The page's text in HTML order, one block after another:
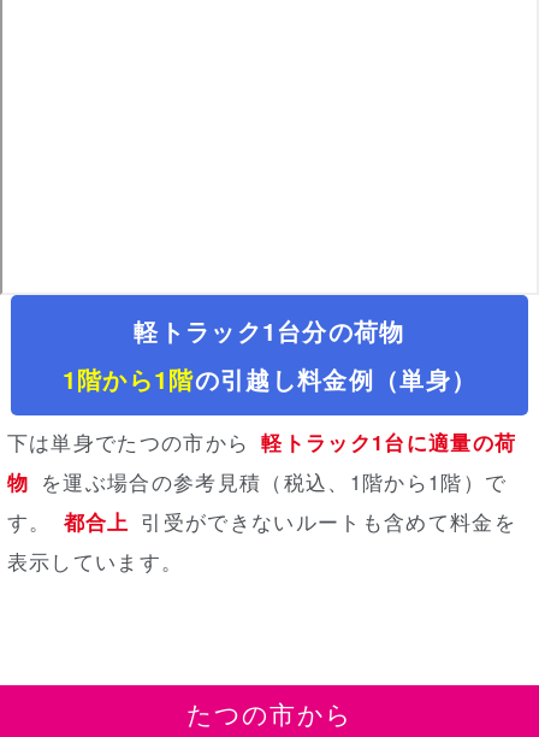
軽トラック1台分の荷物
1階から1階の引越し料金例（単身）
下は単身でたつの市から 軽トラック1台に適量の荷
物 を運ぶ場合の参考見積（税込、1階から1階） で
す。
都合上 引受ができないルートも含めて料金を
表示しています。
たつの市から